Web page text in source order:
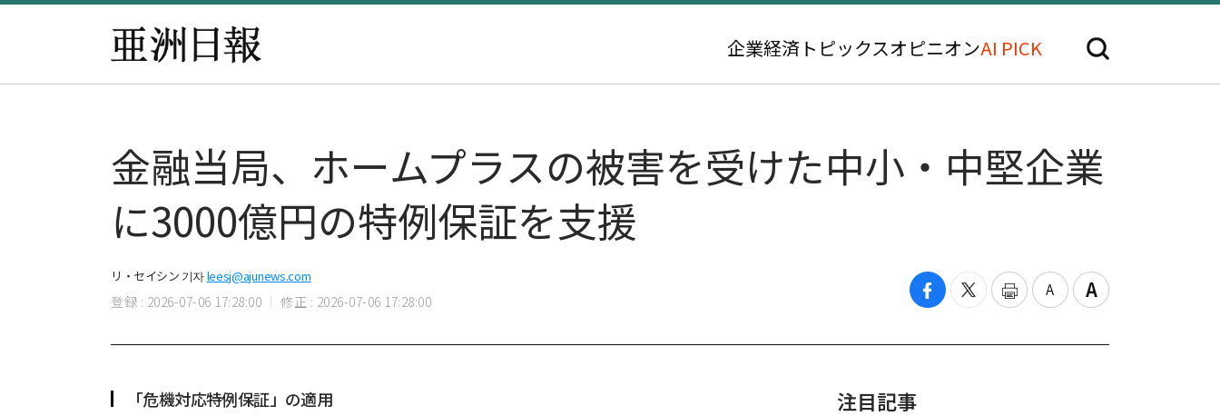
企業経済 トピックスオピニオンAI PICK
金融当局、ホームプラスの被害を受けた中小・中堅企業
に3000億円の特例保証を支援
リ・セイシン 기자leesj@ajunews.com
登録 : 2026-07-06 17:28:00 修正 : 2026-07-06 17:28:00
「危機対応特例保証」の適用 注目記事